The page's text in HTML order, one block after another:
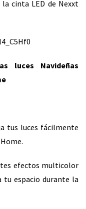
cinta LED de Nexxt
luces Navideñas
tus luces fácilmente
efectos multicolor
tu espacio durante la